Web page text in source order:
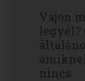
Vajon
legyél?
nincs.